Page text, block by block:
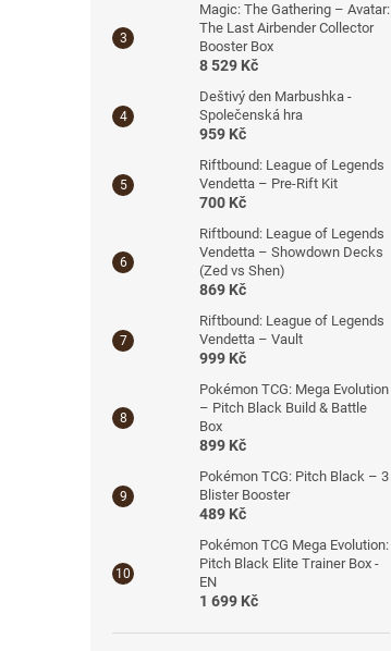
Magic: The Gathering – Avatar:
The Last Airbender Collector
Booster Box
8 529 Kč
Deštivý den Marbushka -
Společenská hra
959 Kč
Riftbound: League of Legends
Vendetta – Pre-Rift Kit
700 Kč
Riftbound: League of Legends
Vendetta – Showdown Decks
(Zed vs Shen)
869 Kč
Riftbound: League of Legends
Vendetta – Vault
999 Kč
Pokémon TCG: Mega Evolution
– Pitch Black Build & Battle
Box
899 Kč
Pokémon TCG: Pitch Black – 3
Blister Booster
489 Kč
Pokémon TCG Mega Evolution:
Pitch Black Elite Trainer Box -
EN
1 699 Kč